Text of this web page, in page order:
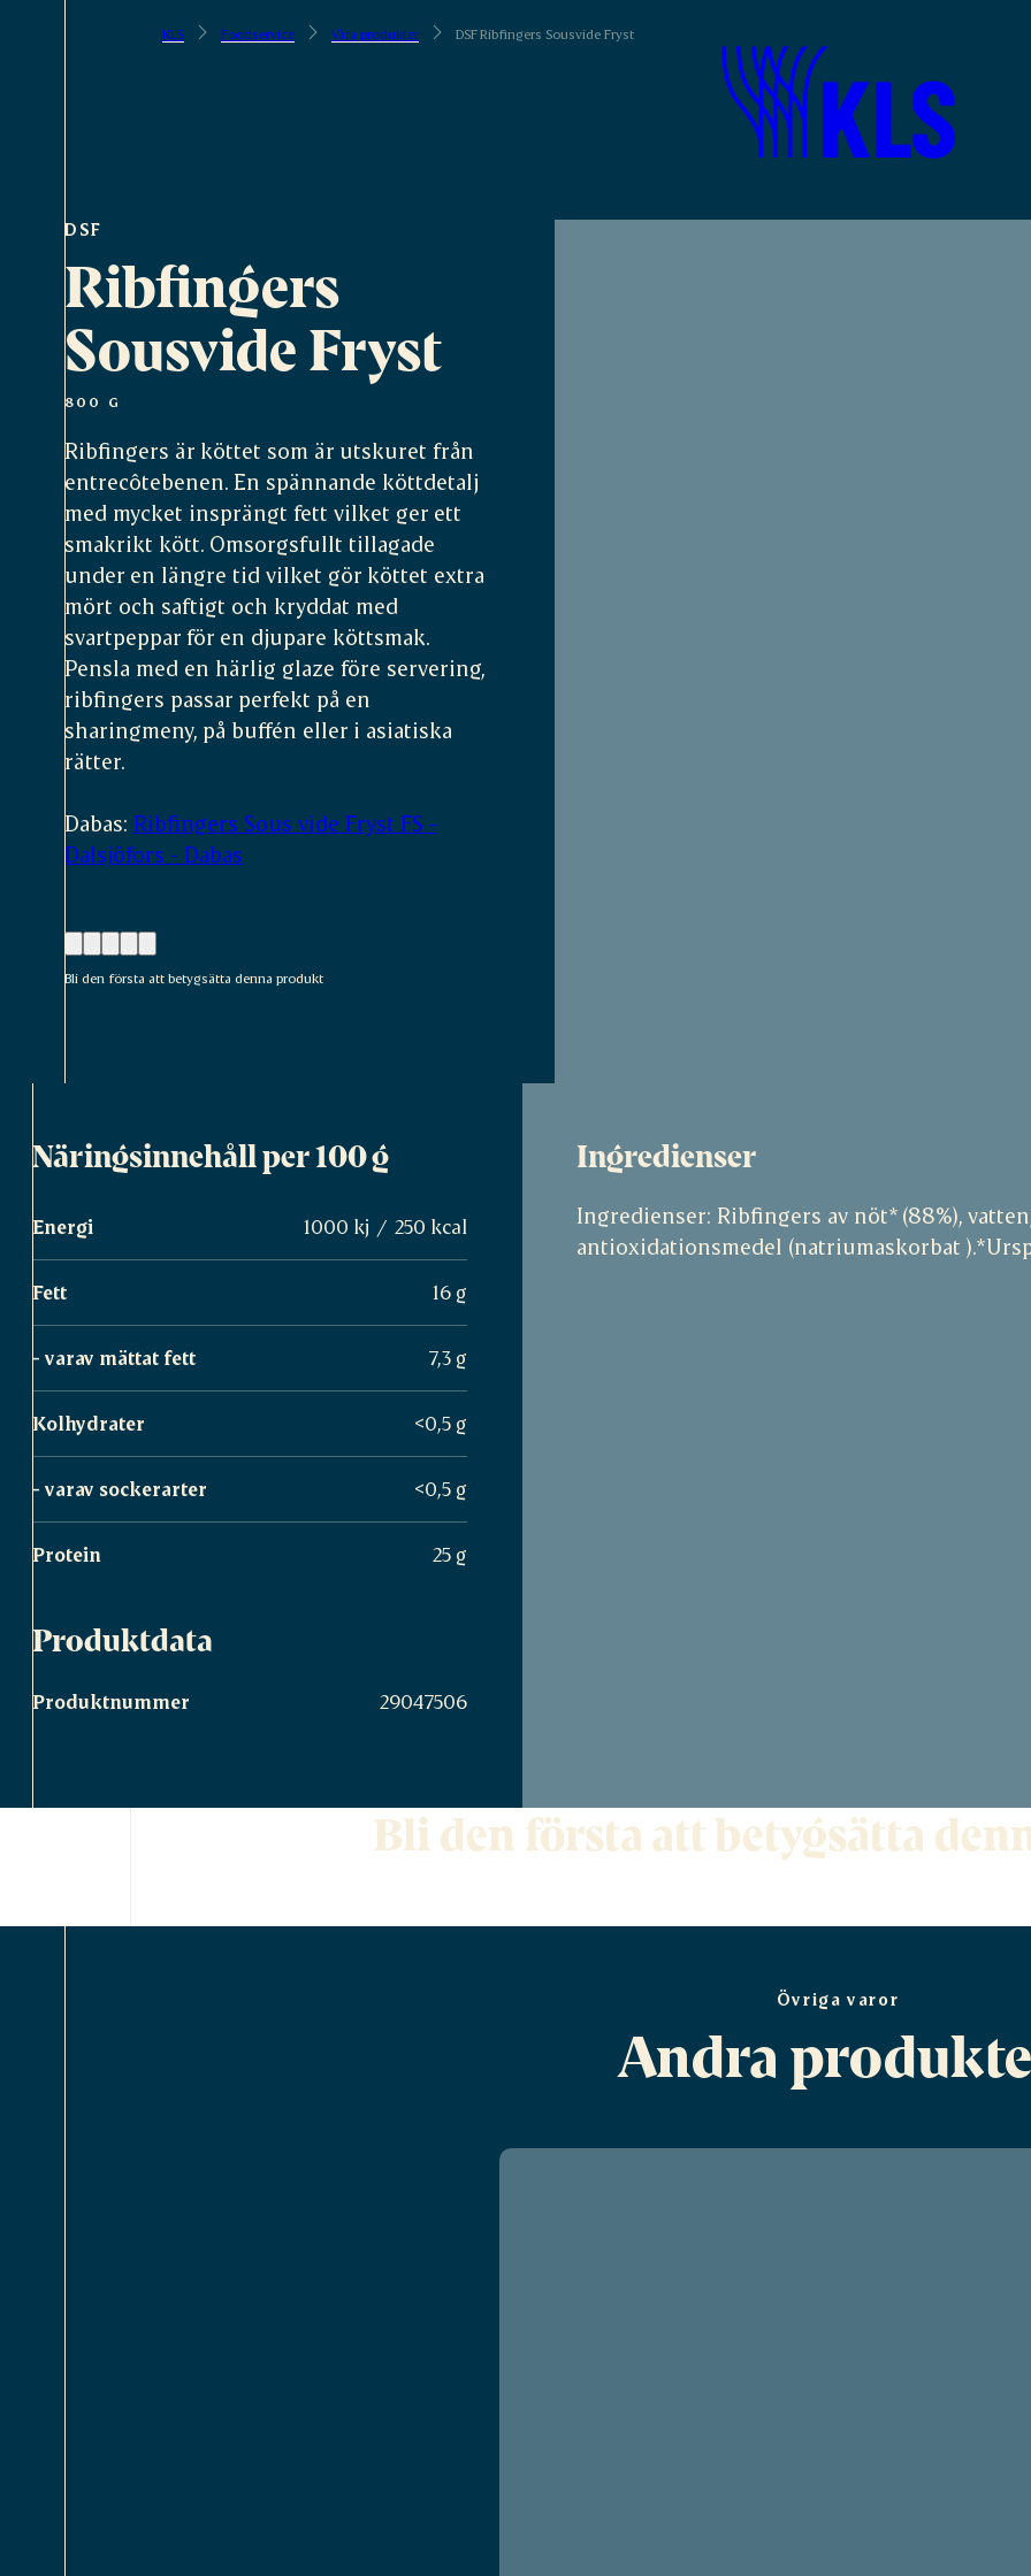
KLS Foodservice Våra produkter DSF Ribfingers Sousvide Fryst
DSF
Ribfingers
Sousvide Fryst
800 G
Ribfingers är köttet som är utskuret från
entrecôtebenen. En spännande köttdetalj
med mycket insprängt fett vilket ger ett
smakrikt kött. Omsorgsfullt tillagade
under en längre tid vilket gör köttet extra
mört och saftigt och kryddat med
svartpeppar för en djupare köttsmak.
Pensla med en härlig glaze före servering,
ribfingers passar perfekt på en
sharingmeny, på buffén eller i asiatiska
rätter.
Dabas: Ribfingers Sous vide Fryst FS -
Dalsjöfors - Dabas
Bli den första att betygsätta denna produkt
Näringsinnehåll per 100 g
Energi 1000 kj / 250 kcal
Fett 16 g
- varav mättat fett 7,3 g
Kolhydrater <0,5 g
- varav sockerarter <0,5 g
Protein 25 g
Produktdata
Produktnummer 29047506
Ingredienser
Ingredienser: Ribfingers av nöt* (88%),
antioxidationsmedel (natriumaskorbat
Bli den första att betygsätta
Övriga varor
Andra